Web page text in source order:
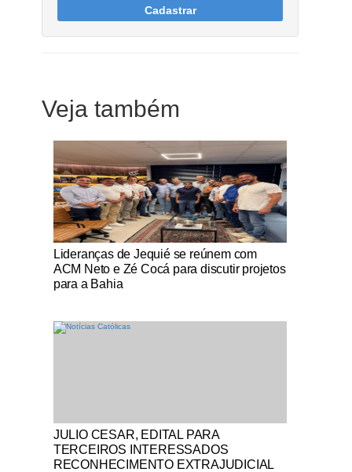
Cadastrar
Veja também
Notícias Católicas
Lideranças de Jequié se reúnem com
ACM Neto e Zé Cocá para discutir projetos
para a Bahia
Notícias Católicas
JULIO CESAR, EDITAL PARA
TERCEIROS INTERESSADOS
RECONHECIMENTO EXTRAJUDICIAL